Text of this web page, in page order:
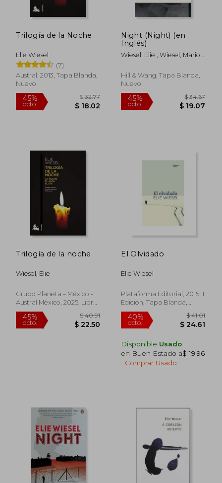
Trilogía de la Noche
Elie Wiesel
(7)
Austral, 2013, Tapa Blanda,
Nuevo
Night (Night) (en
Inglés)
Wiesel, Elie ; Wiesel, Marion
Hill & Wang, Tapa Blanda,
Nuevo
45%
Trilogía de la noche
Wiesel, Elie
Grupo Planeta – México -
Austral México, 2025, Libro
De Pasta Blanda
(paperback), Nuevo
dcto. $ 22.50
El Olvidado
Elie Wiesel
Plataforma Editorial, 2015, 1
Edición, Tapa Blanda,
Nuevo
dcto.
Disponible Usado
en Buen Estado a$ 19.96
Comprar Usado